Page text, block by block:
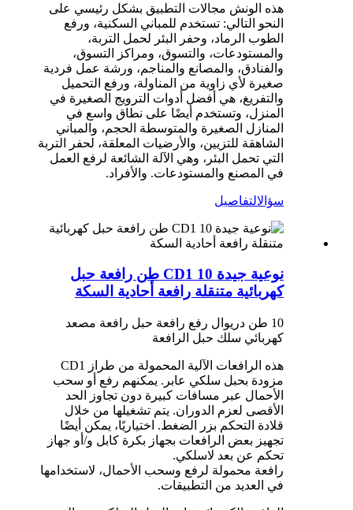
هذه الونش مجالات التطبيق بشكل رئيسي على
النحو التالي: تستخدم للمباني السكنية، ورفع
الطوب الرماد، وحفر البئر لحمل التربة،
والمستودعات، والتسوق، ومراكز التسوق،
والفنادق، والمصانع والمناجم، ورشة عمل فردية
صغيرة لأي زاوية من المناولة، ورفع التحميل
والتفريغ، هي أفضل أدوات الترويج الصغيرة في
المنزل، وتستخدم أيضًا على نطاق واسع في
المنازل الصغيرة والمتوسطة الحجم، والمباني
الشاهقة للتزيين، والأرضيات المعلقة، لحفر التربة
التي تحمل البئر، وهي الآلة الشائعة لرفع العمل
في المصنع والمستودعات. والأفراد.
سؤالالتفاصيل
نوعية جيدة CD1 10 طن رافعة حبل
كهربائية متنقلة رافعة أحادية السكة
10 طن دريوال رفع رافعة حبل رافعة مصعد
كهربائي سلك حبل الرافعة
هذه الرافعات الآلية المحمولة من طراز CD1
مزودة بحبل سلكي عابر. يمكنهم رفع أو سحب
الأحمال عبر مسافات كبيرة دون تجاوز الحد
الأقصى لعزم الدوران. يتم تشغيلها من خلال
قلادة التحكم بزر الضغط. اختياريًا، يمكن أيضًا
تجهيز بعض الرافعات بجهاز بكرة كابل و/أو جهاز
تحكم عن بعد لاسلكي.
رافعة محمولة لرفع وسحب الأحمال، لاستخدامها
في العديد من التطبيقات.